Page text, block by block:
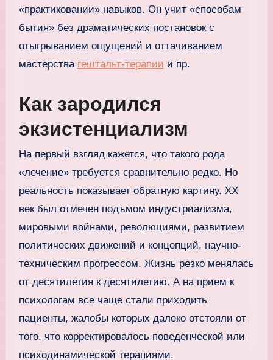
«практиковании» навыков. Он учит «способам
бытия» без драматических постановок с
отыгрыванием ощущений и оттачиванием
мастерства гештальт-терапии и пр.
Как зародился
экзистенциализм
На первый взгляд кажется, что такого рода
«лечение» требуется сравнительно редко. Но
реальность показывает обратную картину. XX
век был отмечен подъмом индустриализма,
мировыми войнами, революциями, развитием
политических движений и концепций, научно-
техническим прогрессом. Жизнь резко менялась
от десятилетия к десятилетию. А на прием к
психологам все чаще стали приходить
пациенты, жалобы которых далеко отстояли от
того, что корректировалось поведенческой или
психодинамической терапиями.